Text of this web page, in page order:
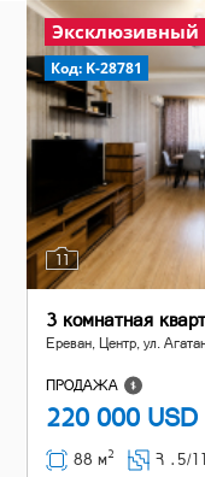
11
Код: K-28781
Эксклюзивный
3 комнатная
Ереван, Центр, ул.
ПРОДАЖА
220 000 USD
88 м2 Հ ․ 5/11